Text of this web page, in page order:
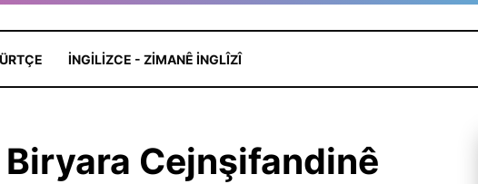
İNGILIZCE - ZIMANÊ INGLÎZÎ
Biryara Cejnşifandinê